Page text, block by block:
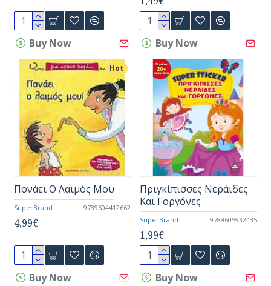
Buy Now Buy Now
Hot
SuperBrand 9789604412662
Πονάει Ο Λαιμός Μου
4,99€
Buy Now
SuperBrand 9789605932435
Πριγκίπισσες Νεράιδες
Και Γοργόνες
1,99€
Buy Now